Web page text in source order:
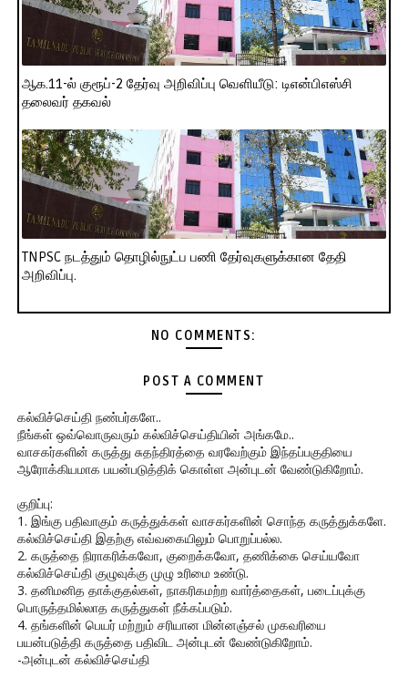
ஆக.11-ல் குரூப்-2 தேர்வு அறிவிப்பு வெளியீடு: டிஎன்பிஎஸ்சி
தலைவர் தகவல்
TNPSC நடத்தும் தொழில்நுட்ப பணி தேர்வுகளுக்கான தேதி
அறிவிப்பு.
NO COMMENTS:
POST A COMMENT
கல்விச்செய்தி நண்பர்களே..
நீங்கள் ஒவ்வொருவரும் கல்விச்செய்தியின் அங்கமே..
வாசகர்களின் கருத்து சுதந்திரத்தை வரவேற்கும் இந்தப்பகுதியை
ஆரோக்கியமாக பயன்படுத்திக் கொள்ள அன்புடன் வேண்டுகிறோம்.
குறிப்பு:
1. இங்கு பதிவாகும் கருத்துக்கள் வாசகர்களின் சொந்த கருத்துக்களே.
கல்விச்செய்தி இதற்கு எவ்வகையிலும் பொறுப்பல்ல.
2. கருத்தை நிராகரிக்கவோ, குறைக்கவோ, தணிக்கை செய்யவோ
கல்விச்செய்தி குழுவுக்கு முழு உரிமை உண்டு.
3. தனிமனித தாக்குதல்கள், நாகரிகமற்ற வார்த்தைகள், படைப்புக்கு
பொருத்தமில்லாத கருத்துகள் நீக்கப்படும்.
4. தங்களின் பெயர் மற்றும் சரியான மின்னஞ்சல் முகவரியை
பயன்படுத்தி கருத்தை பதிவிட அன்புடன் வேண்டுகிறோம்.
-அன்புடன் கல்விச்செய்தி